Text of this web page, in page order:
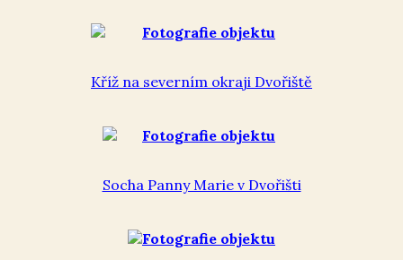
Kříž na severním okraji Dvořiště
Socha Panny Marie v Dvořišti